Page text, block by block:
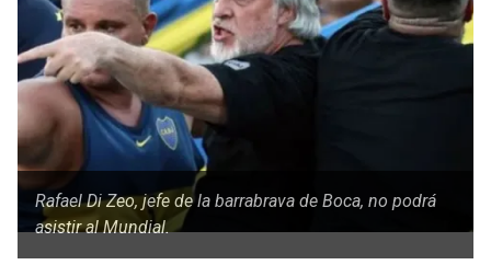
Rafael Di Zeo, jefe de la barrabrava de Boca, no podrá
asistir al Mundial.